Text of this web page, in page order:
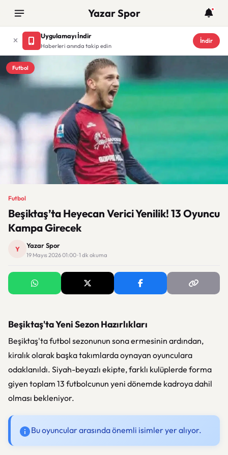
Yazar Spor
Uygulamayı İndir
Haberleri anında takip edin
İndir
Futbol
Futbol
Beşiktaş’ta Heyecan Verici Yenilik! 13 Oyuncu
Kampa Girecek
Y Yazar Spor
19 Mayıs 2026 01:00 · 1 dk okuma
Beşiktaş'ta Yeni Sezon Hazırlıkları
Beşiktaş'ta futbol sezonunun sona ermesinin ardından,
kiralık olarak başka takımlarda oynayan oyunculara
odaklanıldı. Siyah-beyazlı ekipte, farklı kulüplerde forma
giyen toplam 13 futbolcunun yeni dönemde kadroya dahil
olması bekleniyor.
Bu oyuncular arasında önemli isimler yer alıyor.